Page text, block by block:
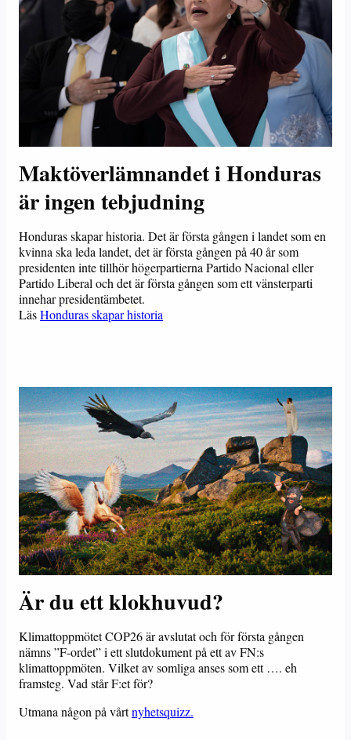
Maktöverlämnandet i Honduras
är ingen tebjudning
Honduras skapar historia. Det är första gången i landet som en
kvinna ska leda landet, det är första gången på 40 år som
presidenten inte tillhör högerpartierna Partido Nacional eller
Partido Liberal och det är första gången som ett vänsterparti
innehar presidentämbetet.
LäsHonduras skapar historia
Är du ett klokhuvud?
Klimattoppmötet COP26 är avslutat och för första gången
nämns ”F-ordet” i ett slutdokument på ett av FN:s
klimattoppmöten. Vilket av somliga anses som ett …. eh
framsteg. Vad står F:et för?
Utmana någon på vårtnyhetsquizz.